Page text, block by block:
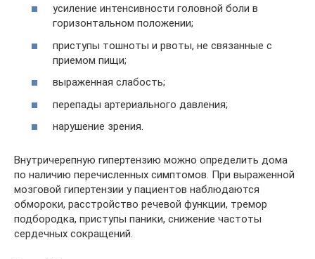
усиление интенсивности головной боли в
горизонтальном положении;
приступы тошноты и рвоты, не связанные с
приемом пищи;
выраженная слабость;
перепады артериального давления;
нарушение зрения.
Внутричерепную гипертензию можно определить дома
по наличию перечисленных симптомов. При выраженной
мозговой гипертензии у пациентов наблюдаются
обмороки, расстройство речевой функции, тремор
подбородка, приступы паники, снижение частоты
сердечных сокращений.